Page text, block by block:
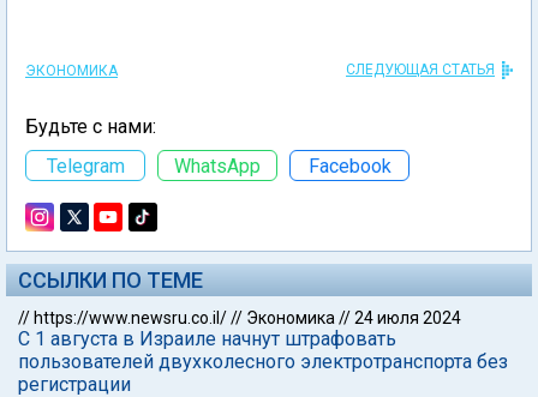
ЭКОНОМИКА СЛЕДУЮЩАЯ СТАТЬЯ
Будьте с нами:
Telegram
WhatsApp Facebook
ССЫЛКИ ПО ТЕМЕ
// https://www.newsru.co.il/// Экономика //24 июля 2024
С 1 августа в Израиле начнут штрафовать
пользователей двухколесного электротранспорта без
регистрации